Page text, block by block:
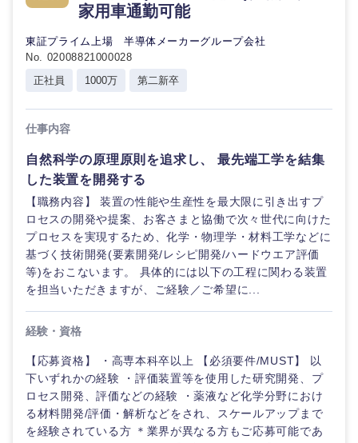
選択する
選択する
選択する
選択する
家用車通勤可能
東証プライム上場 半導体メーカーグループ会社
No. 02008821000028
正社員
1000万 第二新卒
仕事内容
自然科学の原理原則を追求し、 最先端工学を結集
した装置を開発する
【職務内容】 装置の性能や生産性を最大限に引き出すプ
ロセスの開発や提案、お客さまと協働で次々世代に向けた
プロセスを実現するため、化学・物理学・材料工学などに
基づく技術開発(要素開発/レシピ開発/ハードウエア評価
等)をおこないます。 具体的には以下の工程に関わる装置
を担当いただきますが、ご経験／ご希望に...
経験・資格
【応募資格】 ・高専本科卒以上 【必須要件/MUST】 以
下いずれかの経験 ・評価装置等を使用した研究開発、プ
ロセス開発、評価などの経験 ・薬液など化学分野におけ
る材料開発/評価・解析などをされ、スケールアップまで
を経験されている方 ＊業界が異なる方もご応募可能であ